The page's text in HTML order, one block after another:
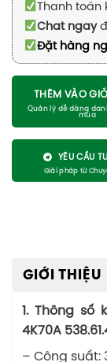
Thanh toán
Chat ngay
Đặt hàng
THÊM VÀO
YÊU CẦU
GIỚI THIỆU
1. Thông số
4K70A
– Công suất: